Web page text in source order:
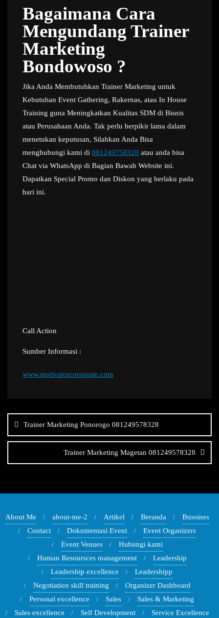
Bagaimana Cara
Mengundang Trainer
Marketing
Bondowoso ?
Jika Anda Membutuhkan Trainer Marketing untuk
Kebutuhan Event Gathering, Rakernas, atau In House
Training guna Meningkatkan Kualitas SDM di Bisnis
atau Perusahaan Anda. Tak perlu berpikir lama dalam
menetukan keputusan, Silahkan Anda Bisa
menghubungi kami di 081249758328 atau anda bisa
Chat via WhatsApp di Bagian Bawah Website ini.
Dapatkan Special Promo dan Diskon yang berlaku pada
hari ini.
Call Action
Sumber Informasi :
www.motivatorcorporate.com
posTrainer Marketing Ponorogo 081249578328
Trainer Marketing Magetan 081249578328
About Me about-me-2 Artikel Beranda
Bussines
Contact
Dokumentasi Event
Event Organizers
Event Venues
Hubungi kami
Human Resoursces management
Leadership
Leadership excellence
Leadershipp
Negotiation skill training
Organizer Dashboard
Personal excellence
Sales
Sales & Marketing
Sales excellence
Self Development Service Excellence